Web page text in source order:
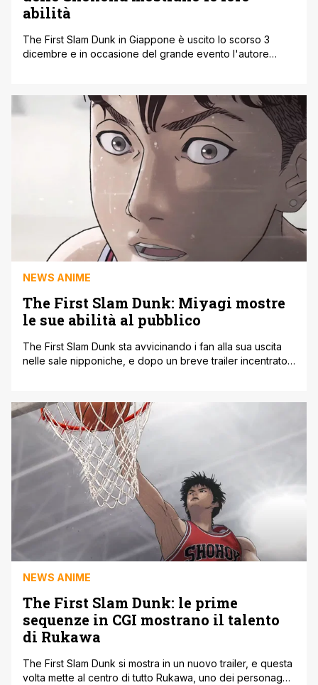
abilità
The First Slam Dunk in Giappone è uscito lo scorso 3
dicembre e in occasione del grande evento l'autore
carriera artistica, annunciando anche un potenziale ritorno
di Vagabond. Il film in questione si è ovviamente posto
NEWS ANIME
The First Slam Dunk: Miyagi mostre
le sue abilità al pubblico
The First Slam Dunk sta avvicinando i fan alla sua uscita
nelle sale nipponiche, e dopo un breve trailer incentrato
della prossima pellicola dedicata al franchise animato in
CGI. Anche in questo caso, così come i precedenti, [']
NEWS ANIME
The First Slam Dunk: le prime
sequenze in CGI mostrano il talento
di Rukawa
The First Slam Dunk si mostra in un nuovo trailer, e questa
volta mette al centro di tutto Rukawa, uno dei personaggi